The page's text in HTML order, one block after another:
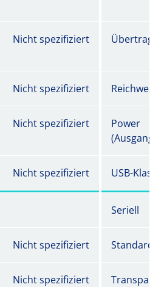
Nicht spezifiziert
Nicht spezifiziert Reichweite
Nicht spezifiziert
Power
(Ausgang)
Nicht spezifiziert USB-
Seriell
Nicht spezifiziert Standard
Nicht spezifiziert